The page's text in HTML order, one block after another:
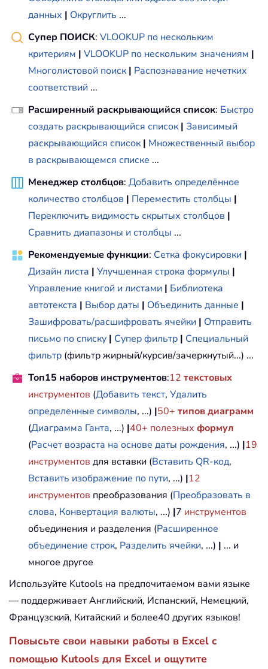
данных | Округлить ...
Супер ПОИСК: VLOOKUP по нескольким
критериям | VLOOKUP по нескольким значениям |
Многолистовой поиск | Распознавание нечетких
соответствий ...
Расширенный раскрывающийся список: Быстро
создать раскрывающийся список | Зависимый
раскрывающийся список | Множественный выбор
в раскрывающемся списке ...
Менеджер столбцов: Добавить определённое
количество столбцов | Переместить столбцы |
Переключить видимость скрытых столбцов |
Сравнить диапазоны и столбцы ...
Рекомендуемые функции: Сетка фокусировки |
Дизайн листа | Улучшенная строка формулы |
Управление книгой и листами | Библиотека
автотекста | Выбор даты | Объединить данные |
Зашифровать/расшифровать ячейки | Отправить
письмо по списку | Супер фильтр | Специальный
фильтр (фильтр жирный/курсив/зачеркнутый...) ...
Топ15 наборов инструментов:12 текстовых
инструментов (Добавить текст, Удалить
определенные символы, ...) |50+ типов диаграмм
(Диаграмма Ганта, ...) |40+ полезных формул
(Расчет возраста на основе даты рождения, ...) |19
инструментов для вставки (Вставить QR-код,
Вставить изображение по пути, ...) |12
инструментов преобразования (Преобразовать в
слова, Конвертация валюты, ...) |7 инструментов
объединения и разделения (Расширенное
объединение строк, Разделить ячейки, ...) | ... и
многое другое
Используйте Kutools на предпочитаемом вами языке
— поддерживает Английский, Испанский, Немецкий,
Французский, Китайский и более40 других языков!
Повысьте свои навыки работы в Excel с
помощью Kutools для Excel и ощутите